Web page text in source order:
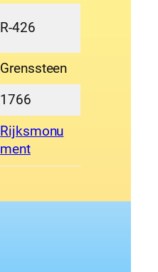
R-426
Grenssteen
1766
Rijksmonu
ment